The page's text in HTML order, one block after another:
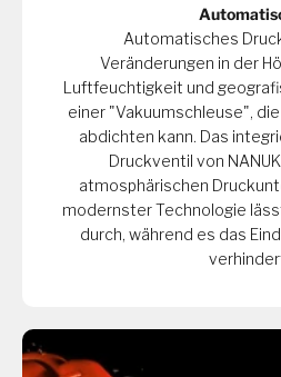
Automatisches
Veränderungen in der
Luftfeuchtigkeit und
einer "Vakuumschleuse",
abdichten kann. Das
Druckventil von
atmosphärischen
modernster Technologie
durch, während es das